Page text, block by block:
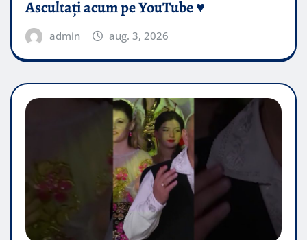
Ascultați acum pe YouTube ♥️
admin aug. 3, 2026